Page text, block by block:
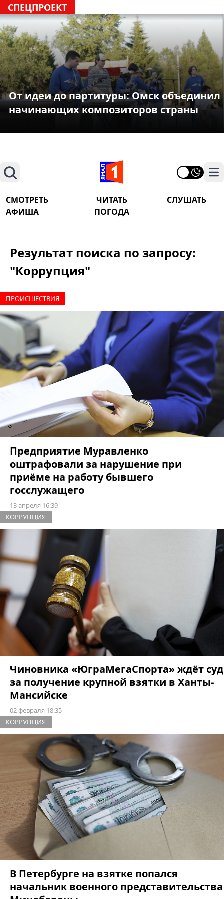
СПЕЦПРОЕКТ
От идеи до партитуры: Омск объединил
начинающих композиторов страны
Поиск
СМОТРЕТЬ ЧИТАТЬ
СЛУШАТЬ
АФИША
ПОГОДА
Результат поиска по запросу:
"Коррупция"
ПРОИCШЕСТВИЯ
Предприятие Муравленко
оштрафовали за нарушение при
приёме на работу бывшего
госслужащего
13 апреля 16:39
КОРРУПЦИЯ
Чиновника «ЮграМегаСпорта» ждёт суд
за получение крупной взятки в Ханты-
Мансийске
02 февраля 18:35
КОРРУПЦИЯ
В Петербурге на взятке попался
начальник военного представительства